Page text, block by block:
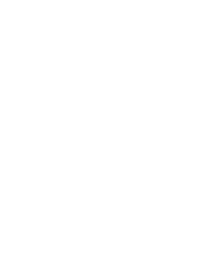
Seite. Für die Inhalte